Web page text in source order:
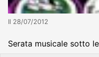
Il 28/07/2012
Serata musicale sotto